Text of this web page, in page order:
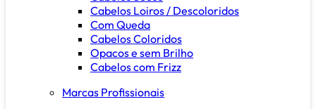
Cabelos Loiros / Descoloridos
Com Queda
Cabelos Coloridos
Opacos e sem Brilho
Cabelos com Frizz
Marcas Profissionais